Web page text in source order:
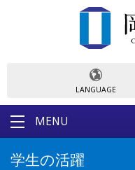
LANGUAGE
MENU
学生の活躍